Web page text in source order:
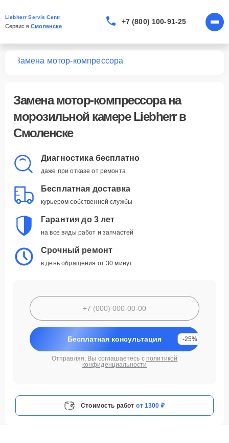
Liebherr Servis Centr
Сервис в Смоленске
+7 (800) 100-91-25
Замена мотор-компрессора
Замена мотор-компрессорана
морозильной камере Liebherr в
Смоленске
Диагностика бесплатно
даже при отказе от ремонта
Бесплатная доставка
курьером собственной службы
Гарантия до 3 лет
на все виды работ и запчастей
Срочный ремонт
в день обращения от 30 минут
Бесплатная консультация -25%
Отправляя, Вы соглашаетесь с политикой
конфиденциальности
Стоимость работ от 1300 ₽